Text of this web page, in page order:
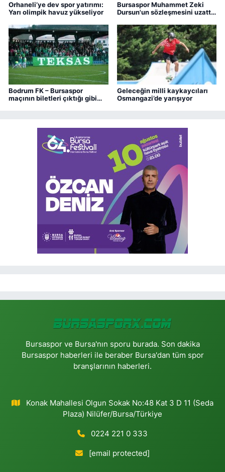
Orhaneli’ye dev spor yatırımı:
Yarı olimpik havuz yükseliyor
Bursaspor Muhammet Zeki
Dursun'un sözleşmesini uzattı,
Bodrum FK – Bursaspor
maçının biletleri çıktığı gibi
Geleceğin milli kaykaycıları
Osmangazi’de yarışıyor
Bursaspor ve Bursa'nın sporu burada. Son dakika
Bursaspor haberleri ile beraber Bursa'dan tüm spor
branşlarının haberleri.
Konak Mahallesi Olgun Sokak No:48 Kat 3 D 11 (Seda
Plaza) Nilüfer/Bursa/Türkiye
0224 221 0 333
[email protected]